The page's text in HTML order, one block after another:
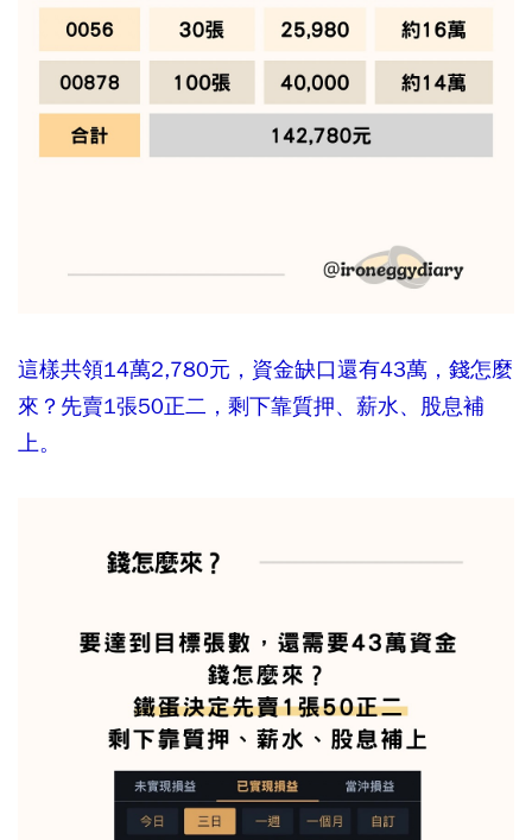
這樣共領14萬2,780元，資金缺口還有43萬，錢怎麼
來？先賣1張50正二，剩下靠質押、薪水、股息補
上。